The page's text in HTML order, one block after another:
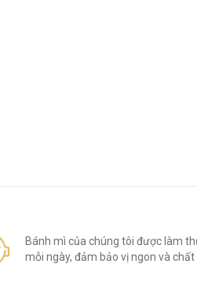
Bánh mì của chúng tôi được làm
mỗi ngày, đảm bảo vị ngon và